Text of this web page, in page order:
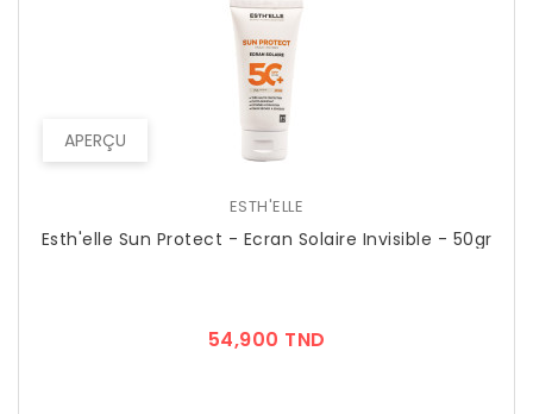
APERÇU
ESTH'ELLE
Esth'elle Sun Protect - Ecran Solaire Invisible - 50gr
54,900 TND